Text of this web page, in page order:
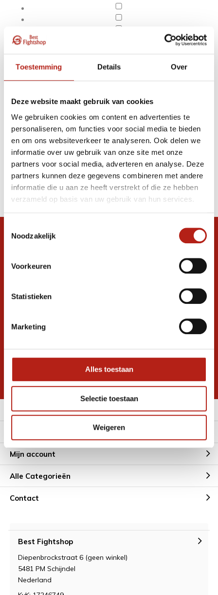
Toestemming Details Over
Deze website maakt gebruik van cookies
We gebruiken cookies om content en advertenties te
personaliseren, om functies voor social media te bieden
en om ons websiteverkeer te analyseren. Ook delen we
informatie over uw gebruik van onze site met onze
partners voor social media, adverteren en analyse. Deze
partners kunnen deze gegevens combineren met andere
informatie die u aan ze heeft verstrekt of die ze hebben
verzameld op basis van uw gebruik van hun services.
Noodzakelijk
Voorkeuren
Statistieken
Marketing
Alles toestaan
Selectie toestaan
Weigeren
Apply filters
Producten getagd met
Basic kickboksbroek
Producten
Filter
Sorteren op
Snel antwoord op je vraag?
graag verder. 24/7
Ontvang de nieuwste aanbiedingen en
Inschrijven voor
* Lees hier de wettelijke beperkingen
Meer informatie
Mijn account
Alle Categorieën
Contact
Best Fightshop
Diepenbrockstraat 6 (geen winkel)
5481 PM Schijndel
Nederland